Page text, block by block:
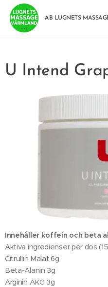
AB LUGNETS
U Intend
Innehåller koffein och beta
Aktiva ingredienser per dos
Citrullin Malat 6g
Beta-Alanin 3g
Arginin AKG 3g